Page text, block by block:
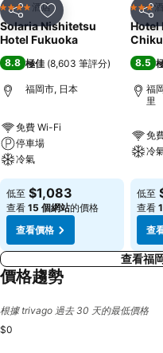
分享 放到收藏夾
4 星級 酒店
Solaria Nishitetsu
Hotel Fukuoka
8.8 極佳 (8,603 筆評分)
福岡市, 日本
免費 Wi-Fi
停車場
冷氣
低至 $1,083
查看 15 個網站的價格
查看價格
分享
3 星級
Hotel
8.5
福
里
免
冷
低至
查看
查
查看福
價格趨勢
根據 trivago 過去 30 天的最低價格
$0